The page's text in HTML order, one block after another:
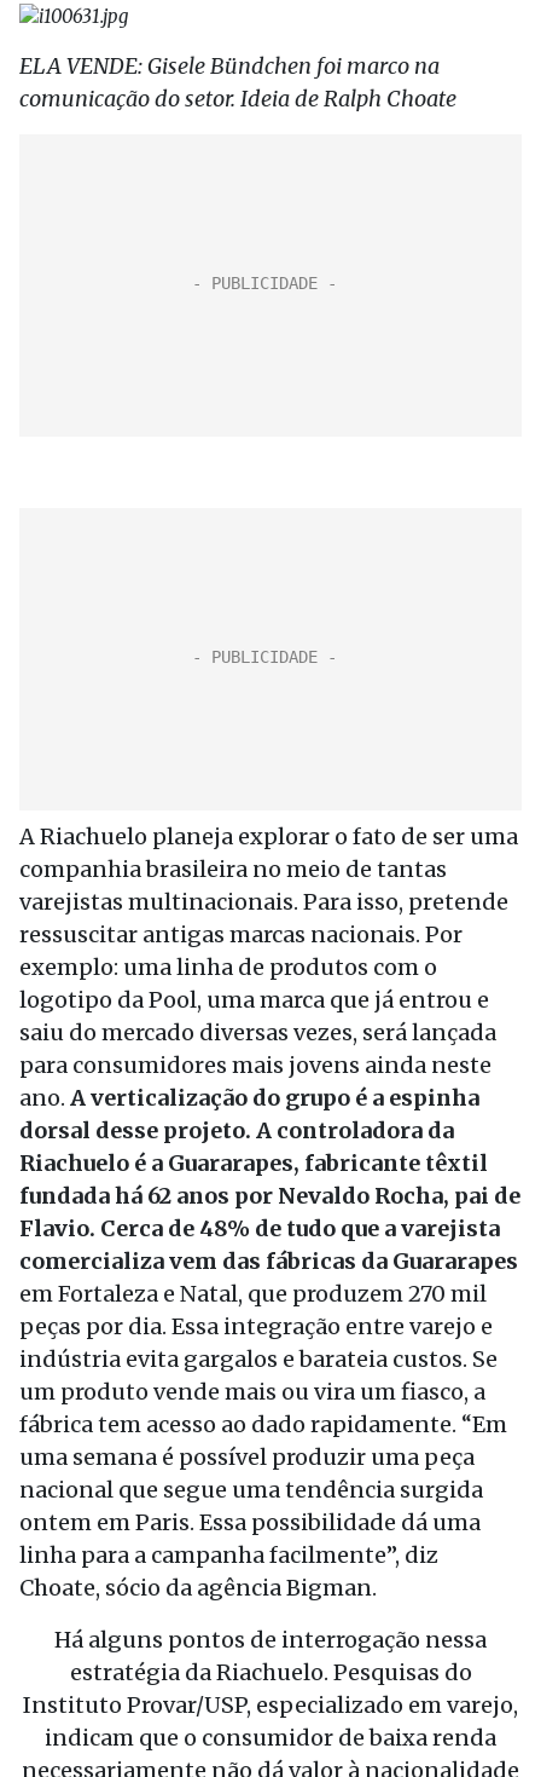
ELA VENDE: Gisele Bündchen foi marco na
comunicação do setor. Ideia de Ralph Choate
A Riachuelo planeja explorar o fato de ser uma
companhia brasileira no meio de tantas
varejistas multinacionais. Para isso, pretende
ressuscitar antigas marcas nacionais. Por
exemplo: uma linha de produtos com o
logotipo da Pool, uma marca que já entrou e
saiu do mercado diversas vezes, será lançada
para consumidores mais jovens ainda neste
ano. A verticalização do grupo é a espinha
dorsal desse projeto. A controladora da
Riachuelo é a Guararapes, fabricante têxtil
fundada há 62 anos por Nevaldo Rocha, pai de
Flavio. Cerca de 48% de tudo que a varejista
comercializa vem das fábricas da Guararapes
em Fortaleza e Natal, que produzem 270 mil
peças por dia. Essa integração entre varejo e
indústria evita gargalos e barateia custos. Se
um produto vende mais ou vira um fiasco, a
fábrica tem acesso ao dado rapidamente. “Em
uma semana é possível produzir uma peça
nacional que segue uma tendência surgida
ontem em Paris. Essa possibilidade dá uma
linha para a campanha facilmente”, diz
Choate, sócio da agência Bigman.
Há alguns pontos de interrogação nessa
estratégia da Riachuelo. Pesquisas do
Instituto Provar/USP, especializado em varejo,
indicam que o consumidor de baixa renda
necessariamente não dá valor à nacionalidade